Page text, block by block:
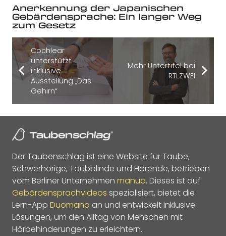
Anerkennung der Japanischen
Gebärdensprache: Ein langer Weg
zum Gesetz
Cochlear
unterstützt
inklusive
Ausstellung „Das
Gehirn“
Mehr Untertitel bei
RTLZWEI
Der Taubenschlag ist eine Website für Taube,
Schwerhörige, Taubblinde und Hörende, betrieben
vom Berliner Unternehmen manua. Dieses ist auf
Gebärdensprachvideos spezialisiert, bietet die
Lern-App Duomano an und entwickelt inklusive
Lösungen, um den Alltag von Menschen mit
Hörbehinderungen zu erleichtern.